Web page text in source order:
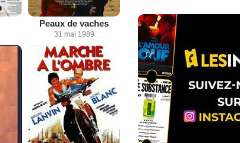
Peaux de vaches
31 mai 1989